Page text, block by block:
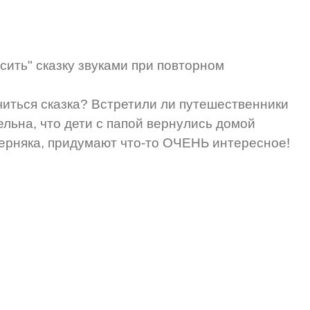
сказку звуками при повторном
сказка? Встретили ли путешественники
что дети с папой вернулись домой
придумают что-то ОЧЕНЬ интересное!